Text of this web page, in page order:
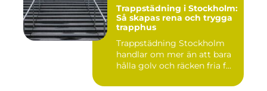
Trappstädning i Stockholm:
Så skapas rena och trygga
trapphus
Trappstädning Stockholm
handlar om mer än att bara
hålla golv och räcken fria f...